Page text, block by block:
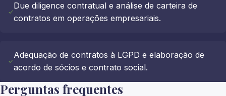
Due diligence contratual e análise de carteira de
contratos em operações empresariais.
Adequação de contratos à LGPD e elaboração de
acordo de sócios e contrato social.
Perguntas frequentes